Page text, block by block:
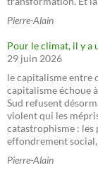
Pierre-Alain
Pour le climat, il y a
29 juin 2026
le capitalisme entre
capitalisme échoue
Sud refusent
violent qui les
catastrophisme : les
effondrement
Pierre-Alain